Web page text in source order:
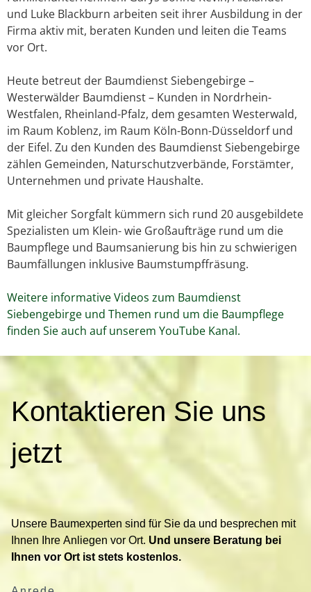
und Luke Blackburn arbeiten seit ihrer Ausbildung in der
Firma aktiv mit, beraten Kunden und leiten die Teams
vor Ort.
Heute betreut der Baumdienst Siebengebirge –
Westerwälder Baumdienst – Kunden in Nordrhein-
Westfalen, Rheinland-Pfalz, dem gesamten Westerwald,
im Raum Koblenz, im Raum Köln-Bonn-Düsseldorf und
der Eifel. Zu den Kunden des Baumdienst Siebengebirge
zählen Gemeinden, Naturschutzverbände, Forstämter,
Unternehmen und private Haushalte.
Mit gleicher Sorgfalt kümmern sich rund 20 ausgebildete
Spezialisten um Klein- wie Großaufträge rund um die
Baumpflege und Baumsanierung bis hin zu schwierigen
Baumfällungen inklusive Baumstumpffräsung.
Weitere informative Videos zum Baumdienst
Siebengebirge und Themen rund um die Baumpflege
finden Sie auch auf unserem YouTube Kanal.
o
n
t
e
r
e
Kontaktieren Sie uns
jetzt
Unsere Baumexperten sind für Sie da und besprechen mit
Ihnen Ihre Anliegen vor Ort. Und unsere Beratung bei
Ihnen vor Ort ist stets kostenlos.